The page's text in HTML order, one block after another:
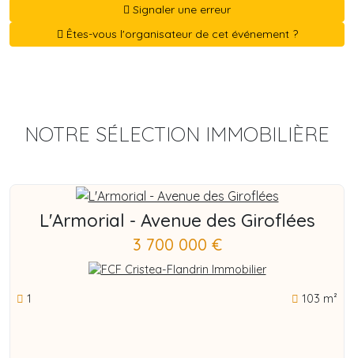
Signaler une erreur
Êtes-vous l'organisateur de cet événement ?
NOTRE SÉLECTION IMMOBILIÈRE
L'Armorial - Avenue des Giroflées
3 700 000 €
1 103 m²